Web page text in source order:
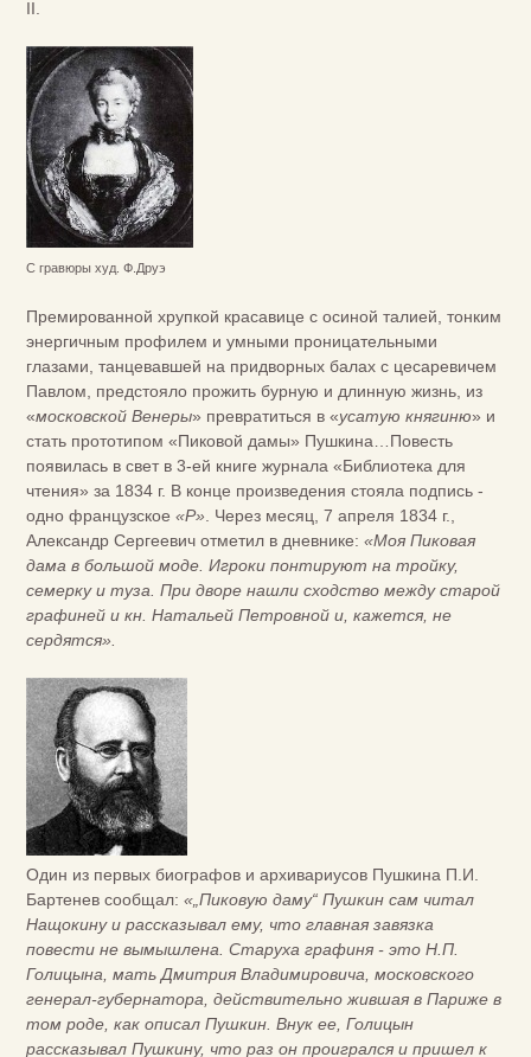
II.
С гравюры худ. Ф.Друэ
Премированной хрупкой красавице с осиной талией, тонким
энергичным профилем и умными проницательными
глазами, танцевавшей на придворных балах с цесаревичем
Павлом, предстояло прожить бурную и длинную жизнь, из
«московской Венеры» превратиться в «усатую княгиню» и
стать прототипом «Пиковой дамы» Пушкина…Повесть
появилась в свет в 3-ей книге журнала «Библиотека для
чтения» за 1834 г. В конце произведения стояла подпись -
одно французское «Р» . Через месяц, 7 апреля 1834 г.,
Александр Сергеевич отметил в дневнике: «Моя Пиковая
дама в большой моде. Игроки понтируют на тройку,
семерку и туза. При дворе нашли сходство между старой
графиней и кн. Натальей Петровной и, кажется, не
сердятся».
Один из первых биографов и архивариусов Пушкина П.И.
Бартенев сообщал: «„Пиковую даму“ Пушкин сам читал
Нащокину и рассказывал ему, что главная завязка
повести не вымышлена. Старуха графиня - это Н.П.
Голицына, мать Дмитрия Владимировича, московского
генерал-губернатора, действительно жившая в Париже в
том роде, как описал Пушкин. Внук ее, Голицын
рассказывал Пушкину, что раз он проигрался и пришел к